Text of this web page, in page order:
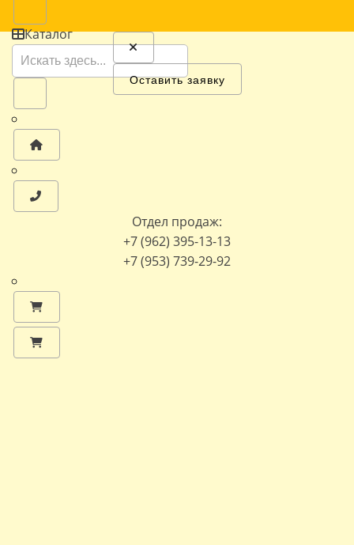
Каталог
Отдел продаж:
+7 (962) 395-13-13
+7 (953) 739-29-92
Оставить заявку